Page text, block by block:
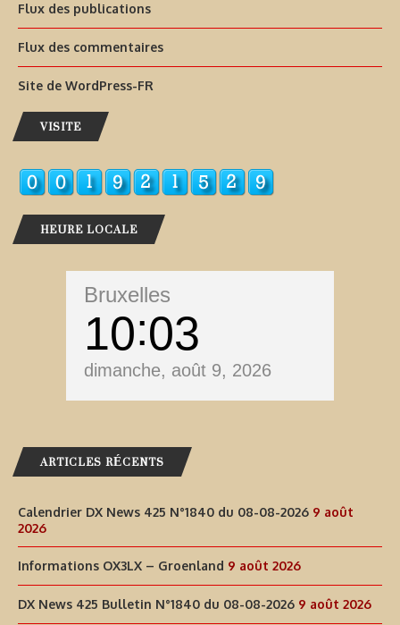
Flux des publications
Flux des commentaires
Site de WordPress-FR
VISITE
HEURE LOCALE
Bruxelles
10 03
dimanche, août 9, 2026
ARTICLES RÉCENTS
Calendrier DX News 425 N°1840 du 08-08-2026 9 août
2026
Informations OX3LX – Groenland 9 août 2026
DX News 425 Bulletin N°1840 du 08-08-2026 9 août 2026